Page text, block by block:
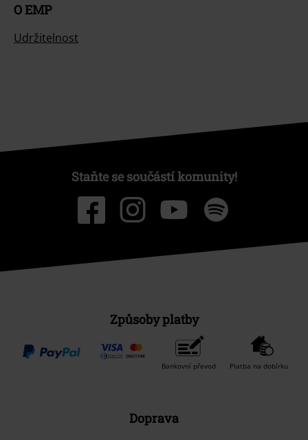
O EMP
Udržitelnost
Staňte se součástí komunity!
Způsoby platby
Bankovní převod Platba na dobírku
Doprava